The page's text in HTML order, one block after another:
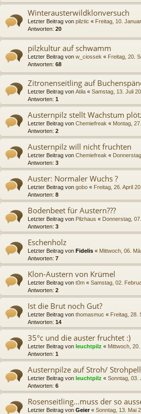
Winterausterwildklonversuch
Letzter Beitrag von pilztic « Freitag, 10.
Antworten: 20
pilzkultur auf schwamm
Letzter Beitrag von w_ciossek « Freitag, 20.
Antworten: 68
Zitronenseitling auf
Letzter Beitrag von Atila « Samstag, 13. Juli
Antworten: 1
Austernpilz stellt Wachstum
Letzter Beitrag von Chemiefreak « Montag,
Antworten: 2
Austernpilz will nicht fruchten
Letzter Beitrag von Chemiefreak «
Antworten: 3
Auster: Normaler Wuchs ?
Letzter Beitrag von gobo « Freitag, 26. April
Antworten: 8
Bodenbeet für Austern???
Letzter Beitrag von Pilzhaus « Donnerstag,
Antworten: 3
Eschenholz
Letzter Beitrag von Fidelis « Mittwoch, 06.
Antworten: 7
Klon-Austern von Krümel
Letzter Beitrag von t0m « Samstag, 02.
Antworten: 2
Ist die Brut noch Gut?
Letzter Beitrag von thomasmuc « Freitag, 28.
Antworten: 14
35°c und die auster fruchtet :)
Letzter Beitrag von leuchtpilz « Mittwoch,
Antworten: 1
Austernpilze auf Stroh/
Letzter Beitrag von leuchtpilz « Sonntag, 03.
Antworten: 6
Rosenseitling...muss der so
Letzter Beitrag von Geier« Sonntag, 13. Mai